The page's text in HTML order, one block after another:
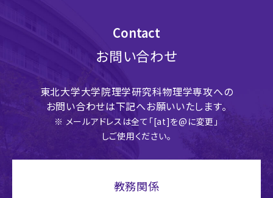
お問い合わせ
東北大学大学院理学研究科物理学専攻への
お問い合わせは下記へお願いいたします。
※ メールアドレスは全て「[at]を@に変更」
しご使用ください。
教務関係